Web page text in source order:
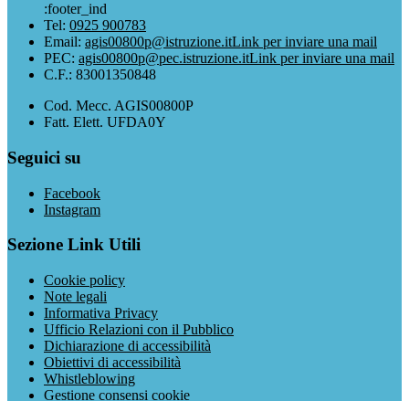
:footer_ind
Tel: 0925 900783
Email: agis00800p@istruzione.itLink per inviare una mail
PEC: agis00800p@pec.istruzione.itLink per inviare una mail
C.F.: 83001350848
Cod. Mecc. AGIS00800P
Fatt. Elett. UFDA0Y
Seguici su
Facebook
Instagram
Sezione Link Utili
Cookie policy
Note legali
Informativa Privacy
Ufficio Relazioni con il Pubblico
Dichiarazione di accessibilità
Obiettivi di accessibilità
Whistleblowing
Gestione consensi cookie